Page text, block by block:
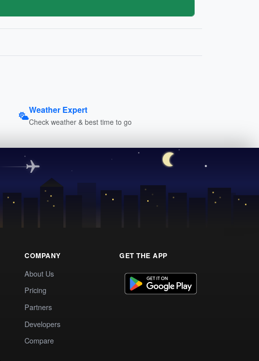
Weather Expert
Check weather & best time to go
COMPANY
About Us
Pricing
Partners
Developers
Compare
GET THE APP